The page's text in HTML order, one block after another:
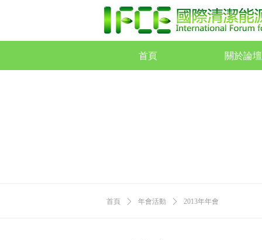
首頁 關於論壇
首頁 ꄲ 年會活動 ꄲ 2013年年會